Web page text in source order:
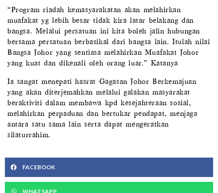
“Program riadah kemasyarakatan akan melahirkan
muafakat yg lebih besar tidak kira latar belakang dan
bangsa. Melalui persatuan ini kita boleh jalin hubungan
bersama persatuan berbasikal dari bangsa lain. Itulah nilai
Bangsa Johor yang sentiasa melahirkan Muafakat Johor
yang kuat dan dikenali oleh orang luar.” Katanya
Ia sangat menepati hasrat Gagasan Johor Berkemajuan
yang akan diterjemahkan melalui galakan masyarakat
beraktiviti dalam membawa kpd kesejahteraan sosial,
melahirkan perpaduan dan bertukar pendapat, menjaga
antara satu sama lain serta dapat mengeratkan
silaturrahim.
FACEBOOK
WHATSAPP